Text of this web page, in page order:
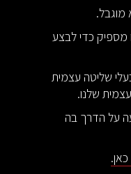
מוגבל.
מספיק כדי לבצע
שליטה עצמית
שלנו.
על הדרך בה